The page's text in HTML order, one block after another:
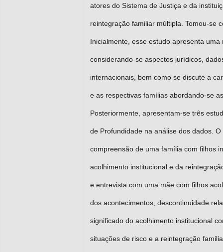
atores do Sistema de Justiça e da
reintegração familiar múltipla. Tomou-se
Inicialmente, esse estudo apresenta
considerando-se aspectos jurídicos,
internacionais, bem como se discute a
e as respectivas famílias abordando-se
Posteriormente, apresentam-se três
de Profundidade na análise dos dados.
compreensão de uma família com filhos
acolhimento institucional e da
e entrevista com uma mãe com filhos
dos acontecimentos, descontinuidade
significado do acolhimento institucional
situações de risco e a reintegração